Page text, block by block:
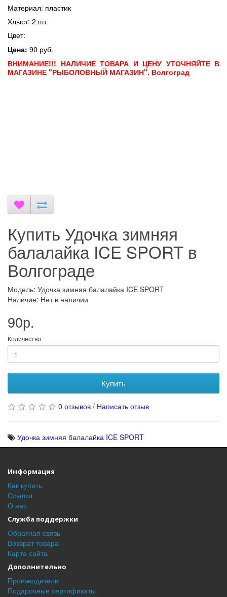
Материал: пластик
Хлыст: 2 шт
Цвет:
Цена: 90 руб.
ВНИМАНИЕ!!! НАЛИЧИЕ ТОВАРА И ЦЕНУ УТОЧНЯЙТЕ В
МАГАЗИНЕ "РЫБОЛОВНЫЙ МАГАЗИН". Волгоград
Купить Удочка зимняя
балалайка ICE SPORT в
Волгограде
Модель: Удочка зимняя балалайка ICE SPORT
Наличие: Нет в наличии
90р.
Количество
Купить
0 отзывов / Написать отзыв
Удочка зимняя балалайка ICE SPORT
Информация
Как купить
Ссылки
О нас
Служба поддержки
Обратная связь
Возврат товара
Карта сайта
Дополнительно
Производители
Подарочные сертификаты